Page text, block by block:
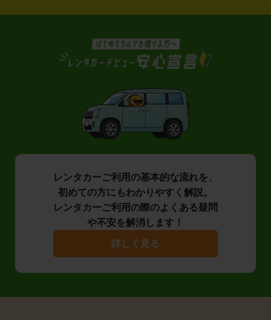
レンタカーご利用の基本的な流れを、
初めての方にもわかりやすく解説。
レンタカーご利用の際のよくある疑問
や不安を解消します！
詳しく見る